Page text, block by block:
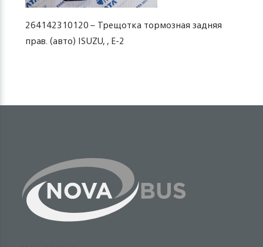
264142310120 – Трещотка тормозная задняя
прав. (авто) ISUZU, , Е-2